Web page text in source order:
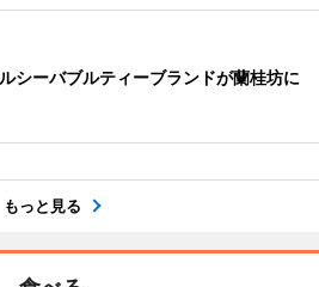
シーバブルティーブランドが蘭桂坊に
もっと見る